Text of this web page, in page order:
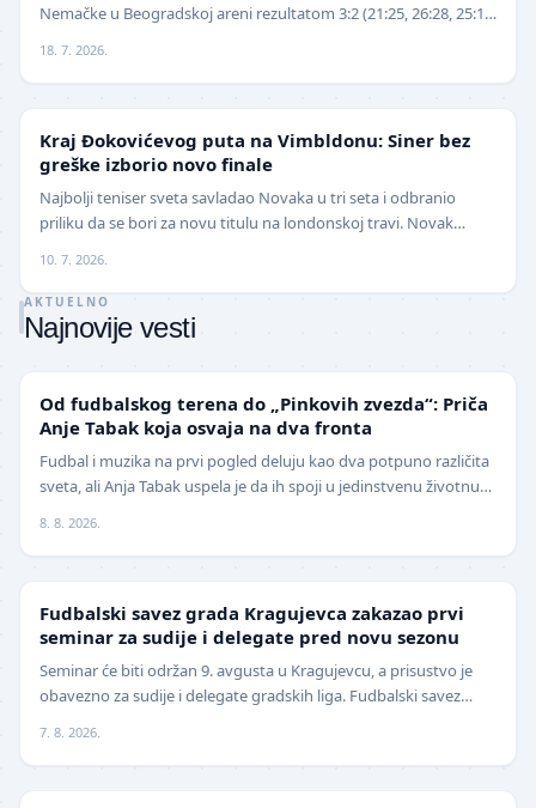
Nemačke u Beogradskoj areni rezultatom 3:2 (21:25, 26:28, 25:16,
18. 7. 2026.
Kraj Đokovićevog puta na Vimbldonu: Siner bez
greške izborio novo finale
Najbolji teniser sveta savladao Novaka u tri seta i odbranio
priliku da se bori za novu titulu na londonskoj travi. Novak
10. 7. 2026.
AKTUELNO
Najnovije vesti
Od fudbalskog terena do „Pinkovih zvezda“: Priča
Anje Tabak koja osvaja na dva fronta
Fudbal i muzika na prvi pogled deluju kao dva potpuno različita
sveta, ali Anja Tabak uspela je da ih spoji u jedinstvenu životnu
8. 8. 2026.
Fudbalski savez grada Kragujevca zakazao prvi
seminar za sudije i delegate pred novu sezonu
Seminar će biti održan 9. avgusta u Kragujevcu, a prisustvo je
obavezno za sudije i delegate gradskih liga. Fudbalski savez
7. 8. 2026.